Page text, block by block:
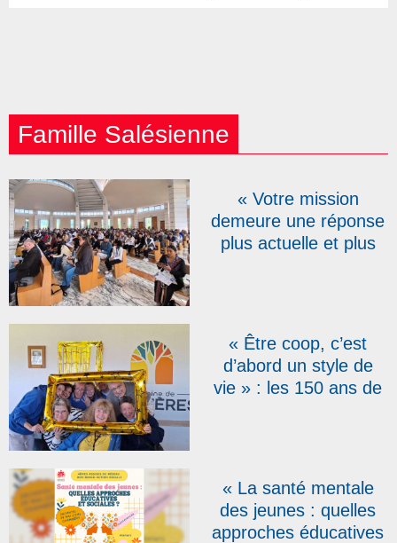
Famille Salésienne
« Votre mission
demeure une réponse
plus actuelle et plus
Coopérateurs réunis à
Rome
« Être coop, c’est
d’abord un style de
vie » : les 150 ans de
Coopérateurs fêtés en
Belgique
« La santé mentale
des jeunes : quelles
approches éducatives